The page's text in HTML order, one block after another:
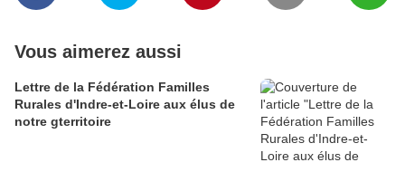
Vous aimerez aussi
Lettre de la Fédération Familles
Rurales d'Indre-et-Loire aux élus de
notre gterritoire